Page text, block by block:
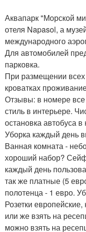
Аквапарк "Морской
отеля Napasol, а
международного
Для автомобилей
парковка.
При размещении всех
кроватках
Отзывы: в номере
стиль в интерьере.
остановка автобуса
Уборка каждый день
Ванная комната -
хороший набор?
каждый день
так же платные (5
полотенца - 1 евро.
Розетки
или же взять на
можно взять на